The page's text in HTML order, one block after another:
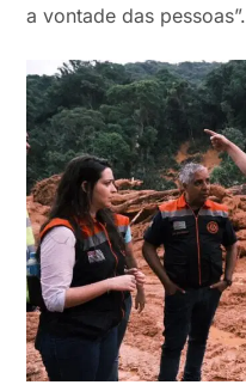
a vontade das pessoas”.